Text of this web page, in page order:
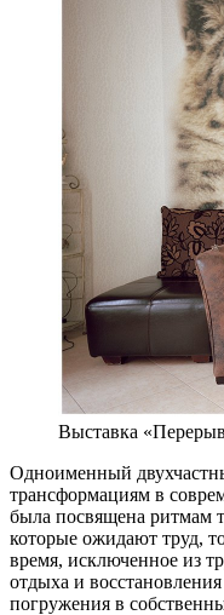
Выставка
Одноименный
трансформациям в
была посвящена ритмам
которые ожидают труд,
время, исключенное из
отдыха и
погружения в